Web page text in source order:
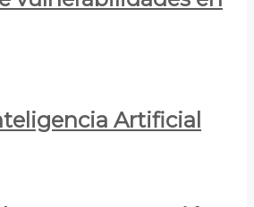
Artificial